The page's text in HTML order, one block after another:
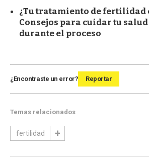
¿Tu tratamiento de fertilidad
Consejos para cuidar tu
durante el proceso
¿Encontraste un error? Reportar
Temas relacionados
fertilidad